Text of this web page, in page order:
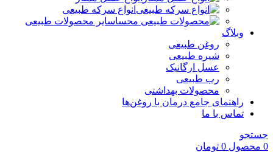
انواع سرکه طبیعی
سایر محصولات طبیعی
وبلاگ
روغن طبیعی
شیره طبیعی
عسل ارگانیک
رب طبیعی
محصولات بهداشتی
راهنمای جامع درمان با روغن‌ها
تماس با ما
جستجو
0 محصول 0 تومان